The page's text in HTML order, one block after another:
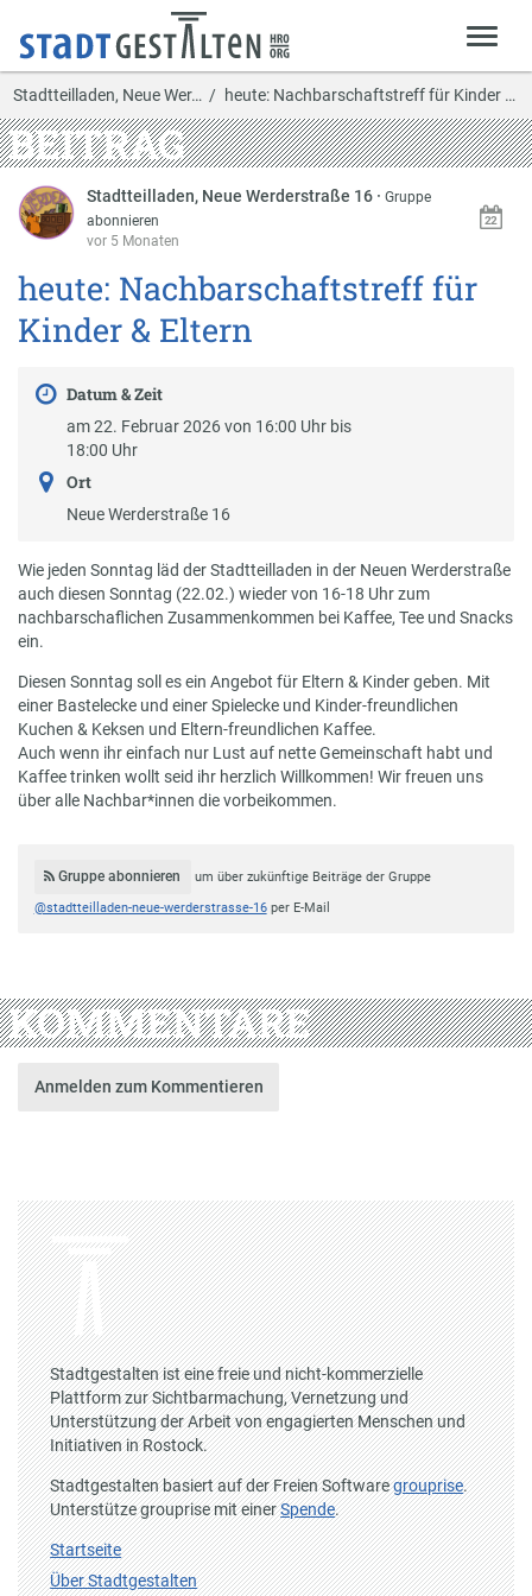
Stadtteilladen, Neue Wer… heute: Nachbarschaftstreff für Kinder & Eltern
BEITRAG
Stadtteilladen, Neue Werderstraße 16 ·Gruppe
abonnieren
vor 5 Monaten
heute: Nachbarschaftstreff für
Kinder & Eltern
Datum & Zeit
am 22. Februar 2026 von 16:00 Uhr bis
18:00 Uhr
Ort
Neue Werderstraße 16
Wie jeden Sonntag läd der Stadtteilladen in der Neuen Werderstraße
auch diesen Sonntag (22.02.) wieder von 16-18 Uhr zum
nachbarschaflichen Zusammenkommen bei Kaffee, Tee und Snacks
ein.
Diesen Sonntag soll es ein Angebot für Eltern & Kinder geben. Mit
einer Bastelecke und einer Spielecke und Kinder-freundlichen
Kuchen & Keksen und Eltern-freundlichen Kaffee.
Auch wenn ihr einfach nur Lust auf nette Gemeinschaft habt und
Kaffee trinken wollt seid ihr herzlich Willkommen! Wir freuen uns
über alle Nachbar*innen die vorbeikommen.⁩
Gruppe abonnieren
um über zukünftige Beiträge der Gruppe
@stadtteilladen-neue-werderstrasse-16per E-Mail
KOMMENTARE
Anmelden zum Kommentieren
Stadtgestalten ist eine freie und nicht-kommerzielle
Plattform zur Sichtbarmachung, Vernetzung und
Unterstützung der Arbeit von engagierten Menschen und
Initiativen in Rostock.
Stadtgestalten basiert auf der Freien Softwaregrouprise.
Unterstütze grouprise mit einerSpende.
Startseite
Über Stadtgestalten